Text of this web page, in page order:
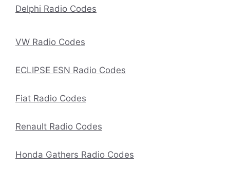
Delphi Radio Codes
VW Radio Codes
ECLIPSE ESN Radio Codes
Fiat Radio Codes
Renault Radio Codes
Honda Gathers Radio Codes